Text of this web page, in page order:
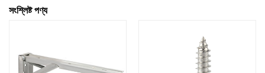
সংশ্লিষ্ট পণ্য